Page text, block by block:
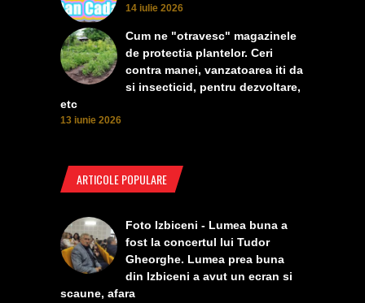
14 iulie 2026
Cum ne "otravesc" magazinele
de protectia plantelor. Ceri
contra manei, vanzatoarea iti da
si insecticid, pentru dezvoltare,
etc
13 iunie 2026
ARTICOLE POPULARE
Foto Izbiceni - Lumea buna a
fost la concertul lui Tudor
Gheorghe. Lumea prea buna
din Izbiceni a avut un ecran si
scaune, afara